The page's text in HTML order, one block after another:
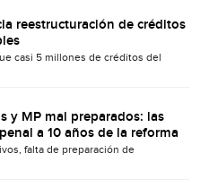
reestructuración de créditos
casi 5 millones de créditos del
y MP mal preparados: las
a 10 años de la reforma
falta de preparación de